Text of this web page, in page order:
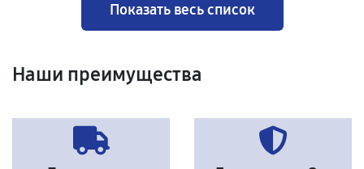
Показать весь список
Наши преимущества